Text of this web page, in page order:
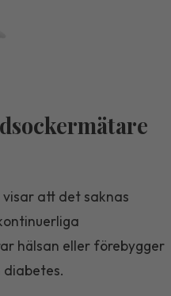
att det saknas
hälsan eller förebygger
diabetes.